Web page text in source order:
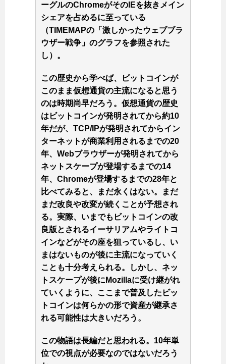
ーグルのChromeがそのIEを抜きメイン
シェアを占めるに至っている
（TIMEMAPの「激しかったウェブブラ
ウザー戦争」のグラフを参照された
し）。
この歴史から学べば、ビットコインが
このまま仮想通貨の主流になると思う
のは時期尚早だろう。仮想通貨の歴史
はビットコインが発明されてから約10
年だが、TCP/IPが発明されてからイン
ターネットが商業利用されるまでの20
年、Webブラウザーが発明されてから
ネットスケープが登場するまでの14
年、Chromeが登場するまでの28年と
比べてみると、まだ永くはない。まだ
まだ改良や改変が続くことが予想され
る。実際、いまでもビットコインの改
良版とされるイーサリアムやライトコ
インなどがその座を狙っているし、い
まはないものが後に主流になっていく
ことも十分考えられる。しかし、ネッ
トスケープが後にMozillaに受け継がれ
ていくように、ここまで普及したビッ
トコインは何らかの形で資産が継承さ
れる可能性は大きいだろう。
この物語は長編だと思われる。10年単
位での視点が必要なのではないだろう